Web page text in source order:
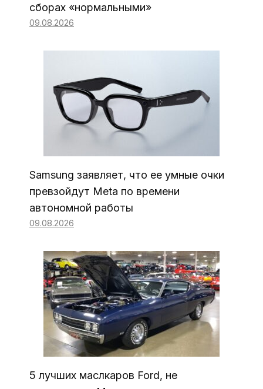
сборах «нормальными»
09.08.2026
Samsung заявляет, что ее умные очки
превзойдут Meta по времени
автономной работы
09.08.2026
5 лучших маслкаров Ford, не